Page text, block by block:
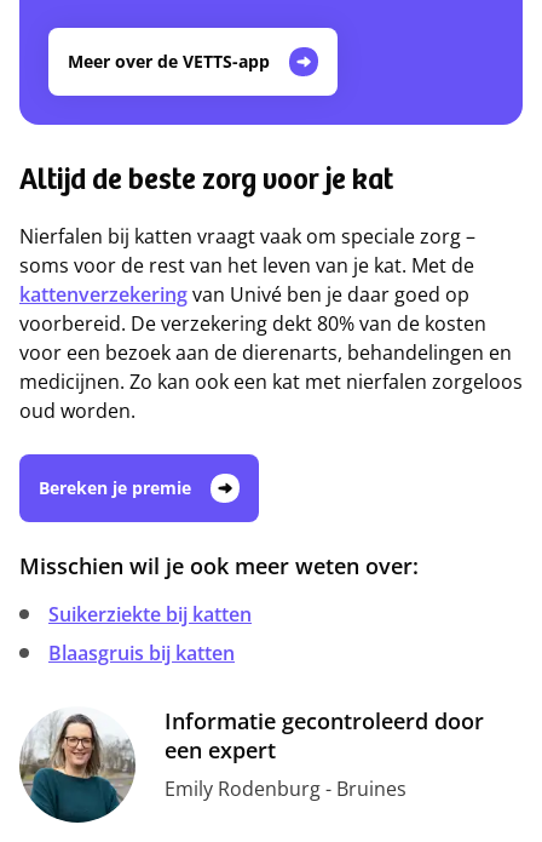
Meer over de VETTS-app
Altijd de beste zorg voor je kat
Nierfalen bij katten vraagt vaak om speciale zorg –
soms voor de rest van het leven van je kat. Met de
kattenverzekeringvan Univé ben je daar goed op
voorbereid. De verzekering dekt 80% van de kosten
voor een bezoek aan de dierenarts, behandelingen en
medicijnen. Zo kan ook een kat met nierfalen zorgeloos
oud worden.
Bereken je premie
Misschien wil je ook meer weten over:
Suikerziekte bij katten
Blaasgruis bij katten
Informatie gecontroleerd door
een expert
Emily Rodenburg - Bruines